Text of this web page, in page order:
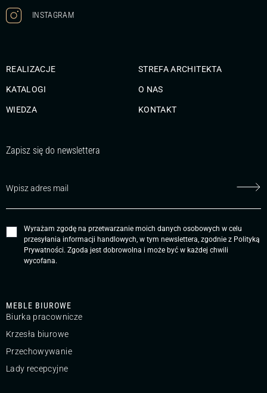
INSTAGRAM
MEBLE BIUROWE
Biurka pracownicze
Krzesła biurowe
Przechowywanie
Lady recepcyjne
REALIZACJE
KATALOGI
WIEDZA
STREFA ARCHITEKTA
O NAS
KONTAKT
Zapisz się do newslettera
Wyrażam zgodę na przetwarzanie moich danych osobowych w celu
przesyłania informacji handlowych, w tym newslettera, zgodnie z Polityką
Prywatności. Zgoda jest dobrowolna i może być w każdej chwili
wycofana.